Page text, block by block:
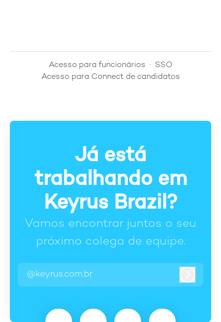
Acesso para funcionários · SSO
Acesso para Connect de candidatos
Já está
trabalhando em
Keyrus Brazil?
Vamos encontrar juntos o seu
próximo colega de equipe.
@keyrus.com.br